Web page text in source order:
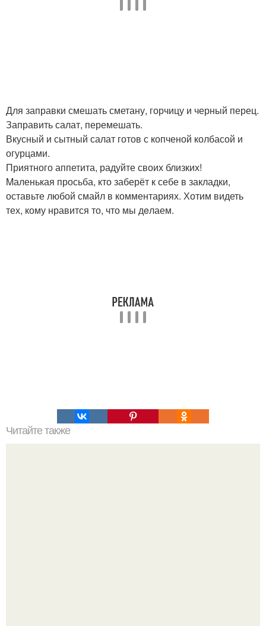
Для заправки смешать сметану, горчицу и черный перец.
Заправить салат, перемешать.
Вкусный и сытный салат готов с копченой колбасой и
огурцами.
Приятного аппетита, радуйте своих близких!
Mаленькая просьба, кто заберёт к себе в закладки,
оставьте любой смайл в комментариях. Хотим видеть
тех, кому нравится то, что мы дeлаем.
Читайте также